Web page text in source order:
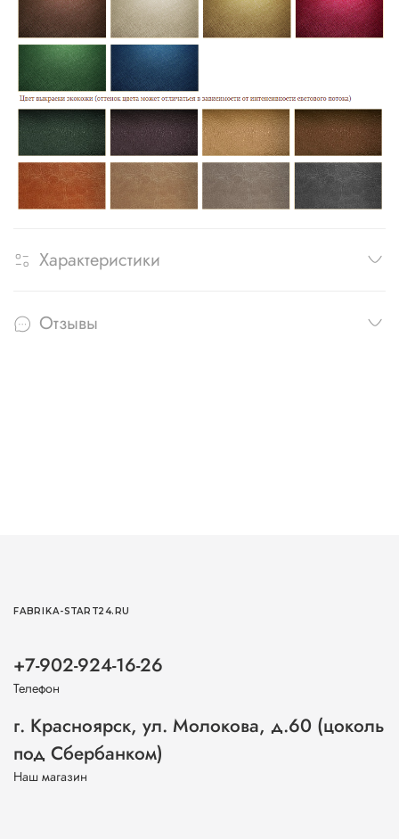
Характеристики
Отзывы
FABRIKA-START24.RU
+7-902-924-16-26
Телефон
г. Красноярск, ул. Молокова, д.60 (цоколь
под Сбербанком)
Наш магазин